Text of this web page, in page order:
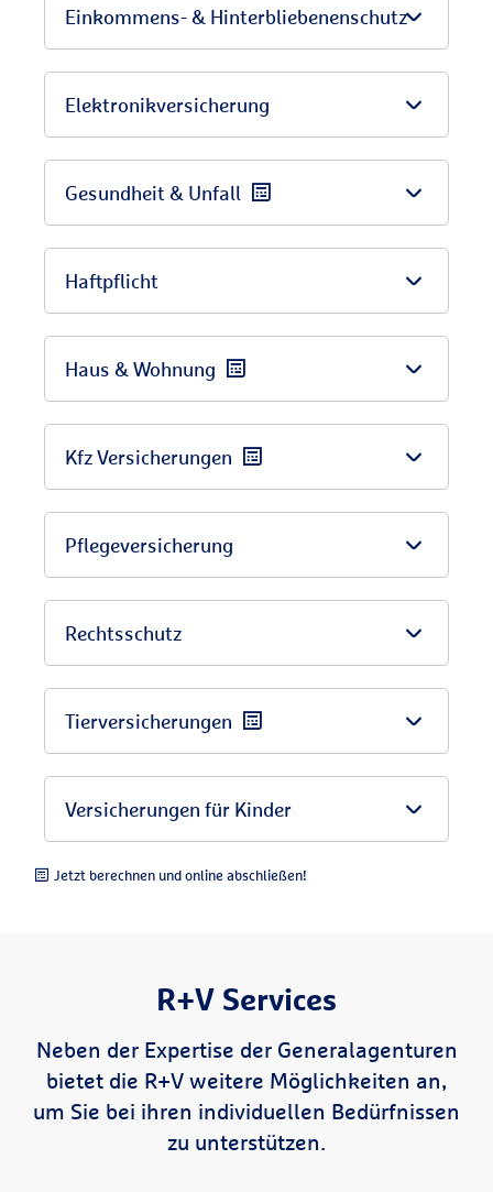
Einkommens- & Hinterbliebenenschutz
Elektronikversicherung
Gesundheit & Unfall
Haftpflicht
Haus & Wohnung
Kfz Versicherungen
Pflegeversicherung
Rechtsschutz
Tierversicherungen
Versicherungen für Kinder
Jetzt berechnen und online abschließen!
R+V Services
Neben der Expertise der Generalagenturen
bietet die R+V weitere Möglichkeiten an,
um Sie bei ihren individuellen Bedürfnissen
zu unterstützen.